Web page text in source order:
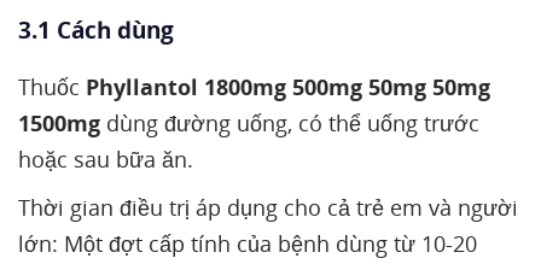
3.1 Cách dùng
Thuốc Phyllantol 1800mg 500mg 50mg 50mg
1500mg dùng đường uống, có thể uống trước
hoặc sau bữa ăn.
Thời gian điều trị áp dụng cho cả trẻ em và người
lớn: Một đợt cấp tính của bệnh dùng từ 10-20